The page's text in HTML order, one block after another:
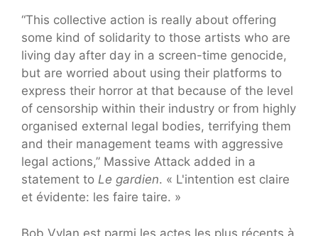
“This collective action is really about offering
some kind of solidarity to those artists who are
living day after day in a screen-time genocide,
but are worried about using their platforms to
express their horror at that because of the level
of censorship within their industry or from highly
organised external legal bodies, terrifying them
and their management teams with aggressive
legal actions,” Massive Attack added in a
statement to Le gardien. « L'intention est claire
et évidente: les faire taire. »
Bob Vylan est parmi les actes les plus récents à